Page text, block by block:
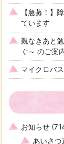
【急募！】
ています
親なきあと
ぐ～ のご案
マイクロバ
お知らせ
あいさつ